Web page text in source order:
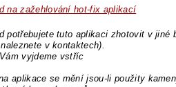
na zažehlování hot-fix aplikací
potřebujete tuto aplikaci zhotovit v jiné
v kontaktech).
vyjdeme vstříc
aplikace se mění jsou-li použity